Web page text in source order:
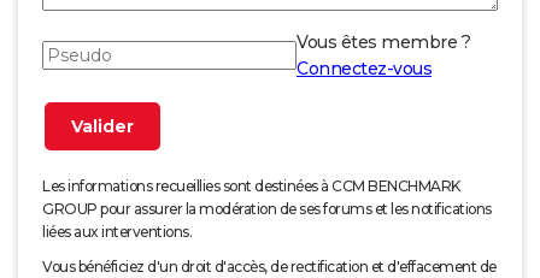
Vous êtes membre ?
Connectez-vous
Les informations recueillies sont destinées à CCM BENCHMARK
GROUP pour assurer la modération de ses forums et les notifications
liées aux interventions.
Vous bénéficiez d'un droit d'accès, de rectification et d'effacement de